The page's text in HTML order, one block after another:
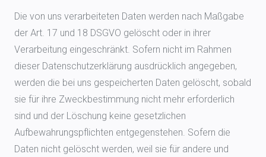
Die von uns verarbeiteten Daten werden nach Maßgabe
der Art. 17 und 18 DSGVO gelöscht oder in ihrer
Verarbeitung eingeschränkt. Sofern nicht im Rahmen
dieser Datenschutzerklärung ausdrücklich angegeben,
werden die bei uns gespeicherten Daten gelöscht, sobald
sie für ihre Zweckbestimmung nicht mehr erforderlich
sind und der Löschung keine gesetzlichen
Aufbewahrungspflichten entgegenstehen. Sofern die
Daten nicht gelöscht werden, weil sie für andere und